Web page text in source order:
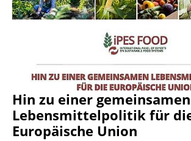
Hin zu einer gemeinsamen
Lebensmittelpolitik für
Europäische Union